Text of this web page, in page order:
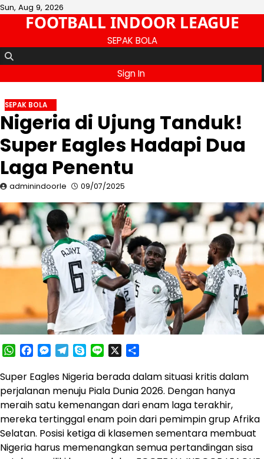
Skip
Sun, Aug 9, 2026
FOOTBALL INDOOR LEAGUE
SEPAK BOLA
Sign In
SEPAK BOLA
Nigeria di Ujung Tanduk!
Super Eagles Hadapi Dua
Laga Penentu
adminindoorle 09/07/2025
WhatsApp
Facebook
Messenger
Telegram
SkypeLine
Super Eagles Nigeria berada dalam situasi kritis dalam
perjalanan menuju Piala Dunia 2026. Dengan hanya
meraih satu kemenangan dari enam laga terakhir,
mereka tertinggal enam poin dari pemimpin grup Afrika
Selatan. Posisi ketiga di klasemen sementara membuat
Nigeria harus memenangkan semua pertandingan sisa